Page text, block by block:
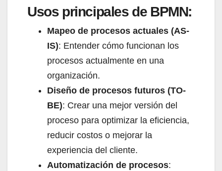
Usos principales de BPMN:
Mapeo de procesos actuales (AS-
IS): Entender cómo funcionan los
procesos actualmente en una
organización.
Diseño de procesos futuros (TO-
BE): Crear una mejor versión del
proceso para optimizar la eficiencia,
reducir costos o mejorar la
experiencia del cliente.
Automatización de procesos: